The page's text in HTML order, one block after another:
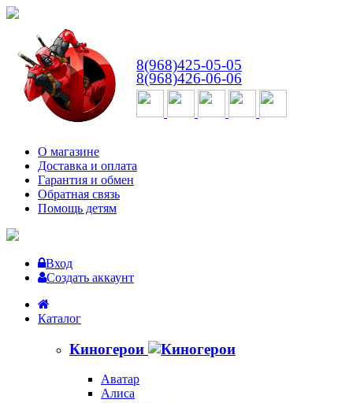
8(968)425-05-05
8(968)426-06-06
О магазине
Доставка и оплата
Гарантия и обмен
Обратная связь
Помощь детям
Вход
Создать аккаунт
Каталог
Киногерои
Аватар
Алиса